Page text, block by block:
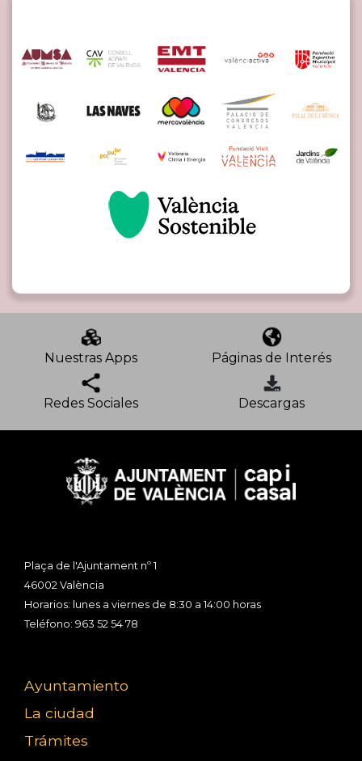
Nuestras Apps Páginas de Interés
Redes Sociales Descargas
Plaça de l'Ajuntament nº 1
46002 València
Horarios: lunes a viernes de 8:30 a 14:00 horas
Teléfono: 963 52 54 78
Ayuntamiento
La ciudad
Trámites